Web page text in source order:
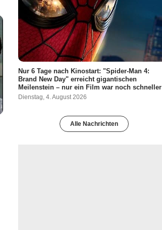
Nur 6 Tage nach Kinostart: "Spider-Man 4:
Brand New Day" erreicht gigantischen
Meilenstein – nur ein Film war noch schneller
Dienstag, 4. August 2026
Alle Nachrichten